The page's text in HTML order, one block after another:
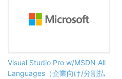
Visual Studio Pro w/MSDN All
Languages（企業向け/分割払